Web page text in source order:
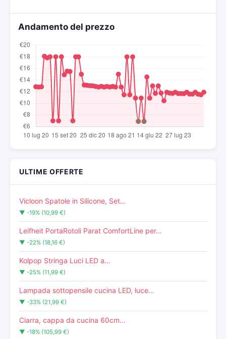
Andamento del prezzo
ULTIME OFFERTE
Vicloon Spatole in Silicone, Set…
▼ -19% (10,99 €)
Leifheit PortaRotoli Parat ComfortLine per…
▼ -22% (18,16 €)
Kolpop Stringa Luci LED a…
▼ -25% (11,99 €)
Lampada sottopensile cucina LED, luce…
▼ -33% (21,99 €)
Ciarra, cappa da cucina 60cm…
▼ -18% (105,99 €)